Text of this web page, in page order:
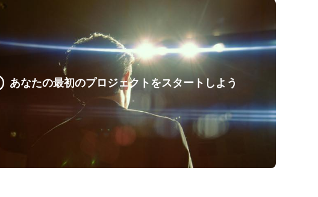
あなたの最初のプロジェクトをスタートしよう